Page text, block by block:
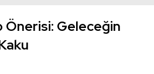
Önerisi: Geleceğin